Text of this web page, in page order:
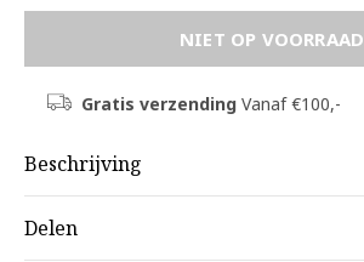
NIET OP VOORRAAD
Gratis verzendingVanaf €100,-
Beschrijving
Delen